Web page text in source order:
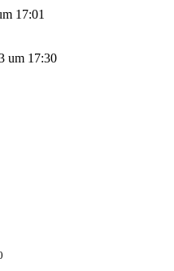
17:01
um 17:30